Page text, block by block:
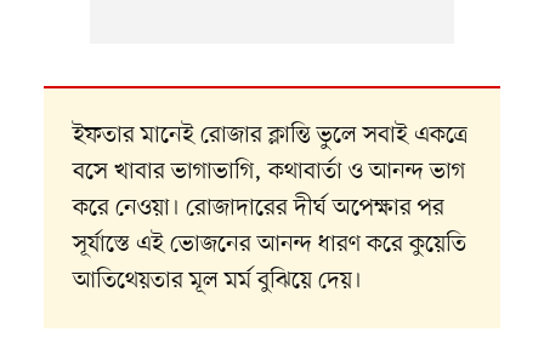
ইফতার মানেই রোজার ক্লান্তি ভুলে সবাই একত্রে
বসে খাবার ভাগাভাগি, কথাবার্তা ও আনন্দ ভাগ
করে নেওয়া। রোজাদারের দীর্ঘ অপেক্ষার পর
সূর্যাস্তে এই ভোজনের আনন্দ ধারণ করে কুয়েতি
আতিথেয়তার মূল মর্ম বুঝিয়ে দেয়।